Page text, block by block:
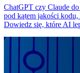
ChatGPT czy Claude
pod kątem jakości
Dowiedz się, które AI